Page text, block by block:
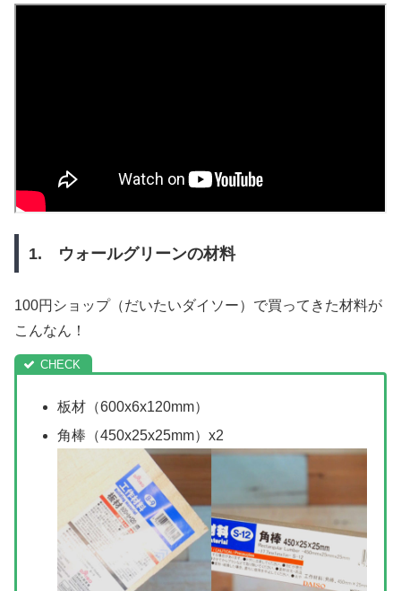
1. ウォールグリーンの材料
100円ショップ（だいたいダイソー）で買ってきた材料が
こんなん！
板材（600x6x120mm）
角棒（450x25x25mm）x2